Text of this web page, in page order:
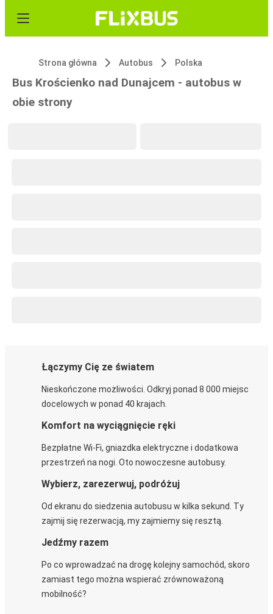
Strona główna Autobus Polska
Bus Krościenko nad Dunajcem - autobus w
obie strony
Łączymy Cię ze światem
Nieskończone możliwości. Odkryj ponad 8 000 miejsc
docelowych w ponad 40 krajach.
Komfort na wyciągnięcie ręki
Bezpłatne Wi-Fi, gniazdka elektryczne i dodatkowa
przestrzeń na nogi. Oto nowoczesne autobusy.
Wybierz, zarezerwuj, podróżuj
Od ekranu do siedzenia autobusu w kilka sekund. Ty
zajmij się rezerwacją, my zajmiemy się resztą.
Jedźmy razem
Po co wprowadzać na drogę kolejny samochód, skoro
zamiast tego można wspierać zrównoważoną
mobilność?